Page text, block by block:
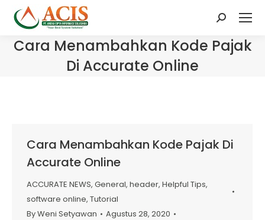
Search:
Cara Menambahkan Kode Pajak
Di Accurate Online
Cara Menambahkan Kode Pajak Di
Accurate Online
ACCURATE NEWS, General, header, Helpful Tips,
software online, Tutorial
ByWeni Setyawan
Agustus 28, 2020